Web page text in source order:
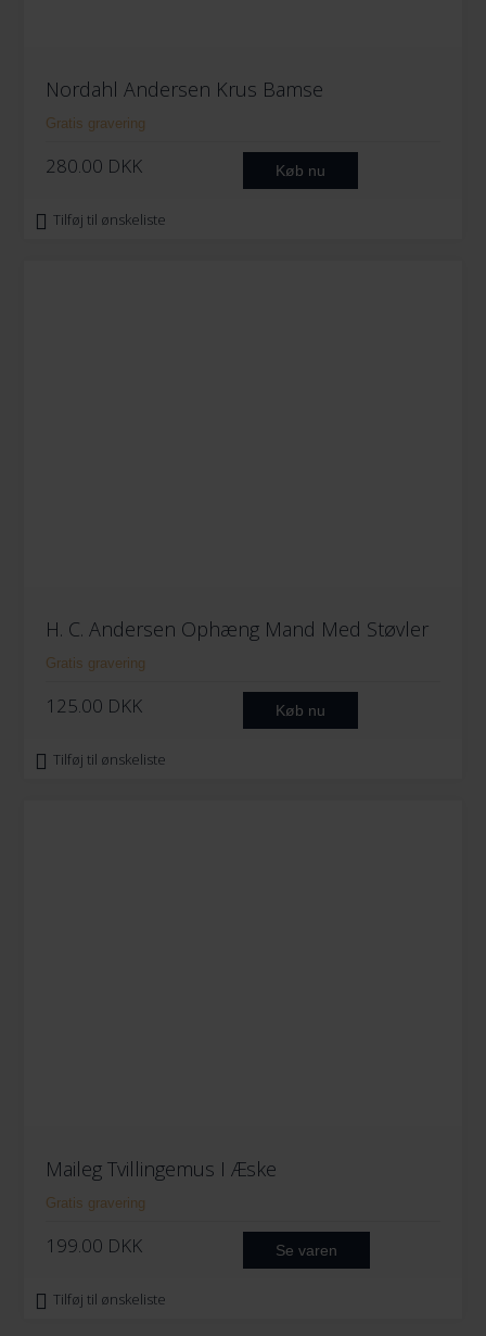
Nordahl Andersen Krus Bamse
Gratis gravering
280.00 DKK Køb nu
Tilføj til ønskeliste
H. C. Andersen Ophæng Mand Med Støvler
Gratis gravering
125.00 DKK Køb nu
Tilføj til ønskeliste
Maileg Tvillingemus I Æske
Gratis gravering
199.00 DKK Se varen
Tilføj til ønskeliste